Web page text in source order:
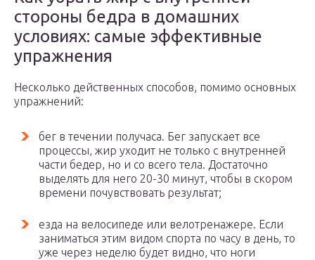
стороны бедра в домашних
условиях: самые эффективные
упражнения
Несколько действенных способов, помимо основных
упражнений:
бег в течении получаса. Бег запускает все
процессы, жир уходит не только с внутренней
части бедер, но и со всего тела. Достаточно
выделять для него 20-30 минут, чтобы в скором
времени почувствовать результат;
езда на велосипеде или велотренажере. Если
заниматься этим видом спорта по часу в день, то
уже через неделю будет видно, что ноги